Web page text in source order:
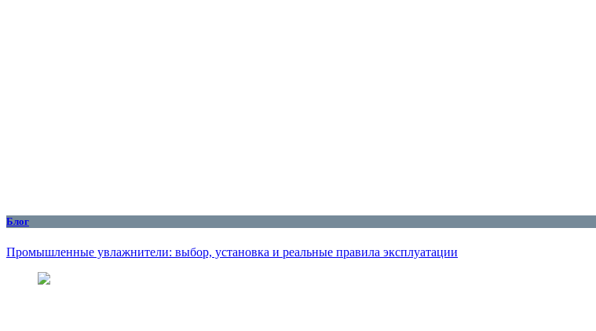
Блог
Промышленные увлажнители: выбор, установка и реальные правила эксплуатации